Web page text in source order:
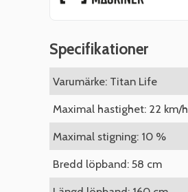
Specifikationer
Varumärke: Titan Life
Maximal hastighet: 22 km/h
Maximal stigning: 10 %
Bredd löpband: 58 cm